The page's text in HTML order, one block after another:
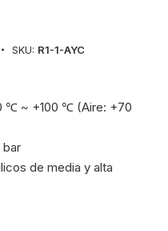
SKU: R1-1-AYC
℃ ~ +100 ℃ (Aire: +70
bar
de media y alta